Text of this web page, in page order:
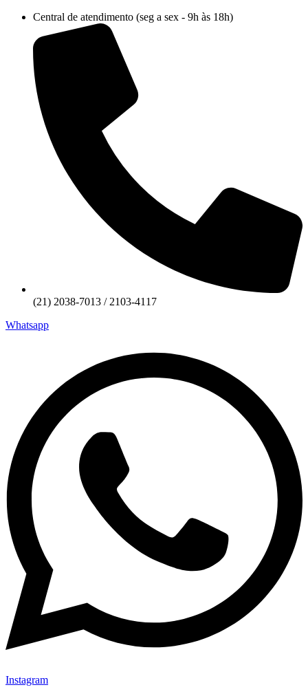
conteúdo
Central de atendimento (seg a sex - 9h às 18h)
(21) 2038-7013 / 2103-4117
Whatsapp
Instagram